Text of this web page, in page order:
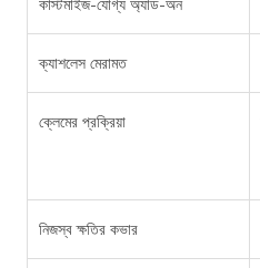
কাস্টমাইজ-যোগ্য অ্যাড-অন
ক্যাশলেস মেরামত
ক্লেমের প্রক্রিয়া
নিজস্ব ক্ষতির কভার